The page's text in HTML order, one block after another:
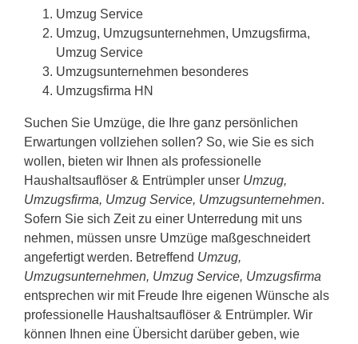
Umzug Service
Umzug, Umzugsunternehmen, Umzugsfirma,
Umzug Service
Umzugsunternehmen besonderes
Umzugsfirma HN
Suchen Sie Umzüge, die Ihre ganz persönlichen
Erwartungen vollziehen sollen? So, wie Sie es sich
wollen, bieten wir Ihnen als professionelle
Haushaltsauflöser & Entrümpler unser Umzug,
Umzugsfirma, Umzug Service, Umzugsunternehmen.
Sofern Sie sich Zeit zu einer Unterredung mit uns
nehmen, müssen unsre Umzüge maßgeschneidert
angefertigt werden. Betreffend Umzug,
Umzugsunternehmen, Umzug Service, Umzugsfirma
entsprechen wir mit Freude Ihre eigenen Wünsche als
professionelle Haushaltsauflöser & Entrümpler. Wir
können Ihnen eine Übersicht darüber geben, wie